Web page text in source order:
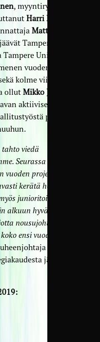
, myyntiryhmässä
Harri Karvinen
Matti
Tampere
Unitedin
vuoden ajan
kolme viimeistä
ollut Mikko Jokela
aktiivisesti
pois
viedä
Seurassa on
projekti,
kerätä hedelmiä
junioritoiminnan
alkuun hyvän
nousujohteinen
ensi vuoden
Heikki
jäljellä